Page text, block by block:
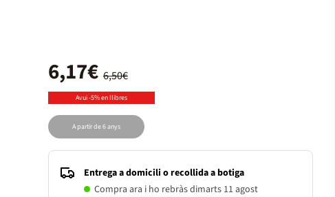
6,50€
6,17€
Avui -5% en llibres
A partir de 6 anys
Entrega a domicili o recollida a botiga
Compra ara i ho rebràs dimarts 11 agost